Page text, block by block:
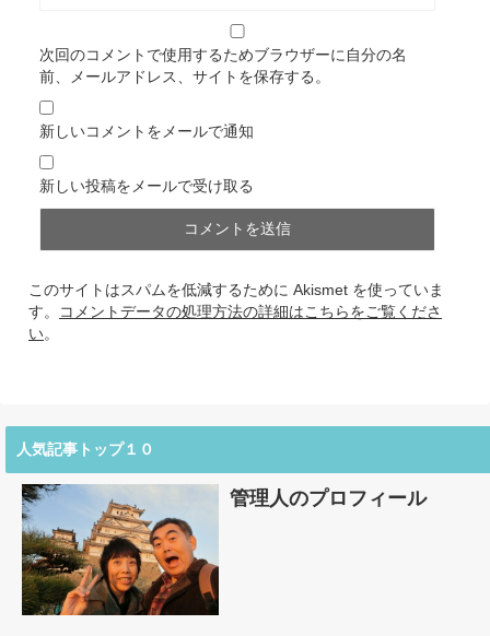
次回のコメントで使用するためブラウザーに自分の名
前、メールアドレス、サイトを保存する。
新しいコメントをメールで通知
新しい投稿をメールで受け取る
このサイトはスパムを低減するために Akismet を使っていま
す。
コメントデータの処理方法の詳細はこちらをご覧くださ
い。
人気記事トップ１０
管理人のプロフィール